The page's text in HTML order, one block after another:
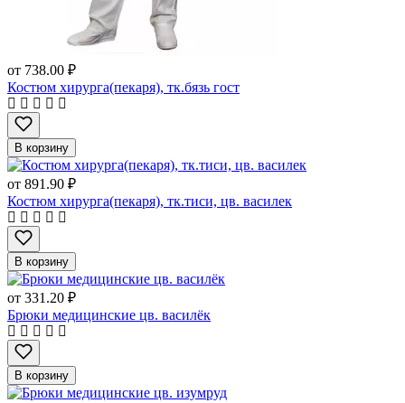
от 738.00 ₽
Костюм хирурга(пекаря), тк.бязь гост
В корзину
от 891.90 ₽
Костюм хирурга(пекаря), тк.тиси, цв. василек
В корзину
от 331.20 ₽
Брюки медицинские цв. василёк
В корзину